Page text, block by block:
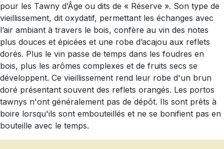
pour les Tawny d’Âge ou dits de « Réserve ». Son type de
vieillissement, dit oxydatif, permettant les échanges avec
l’air ambiant à travers le bois, confère au vin des notes
plus douces et épicées et une robe d’acajou aux reflets
dorés. Plus le vin passe de temps dans les foudres en
bois, plus les arômes complexes et de fruits secs se
développent. Ce vieillissement rend leur robe d'un brun
doré présentant souvent des reflets orangés. Les portos
tawnys n'ont généralement pas de dépôt. Ils sont prêts à
boire lorsqu'ils sont embouteillés et ne se bonifient pas en
bouteille avec le temps.